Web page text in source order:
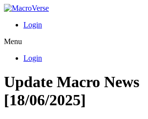
Login
Menu
Login
Update Macro News
[18/06/2025]